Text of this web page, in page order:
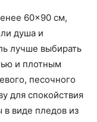
60×90 см,
душа и
лучше выбирать
и плотным
песочного
для спокойствия
виде пледов из